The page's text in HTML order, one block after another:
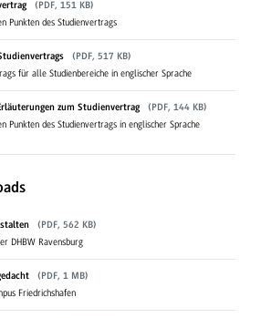
(PDF, 151 KB)
Punkten des Studienvertrags
(PDF, 517 KB)
für alle Studienbereiche in englischer Sprache
zum Studienvertrag (PDF, 144 KB)
Punkten des Studienvertrags in englischer Sprache
(PDF, 562 KB)
DHBW Ravensburg
(PDF, 1 MB)
Friedrichshafen